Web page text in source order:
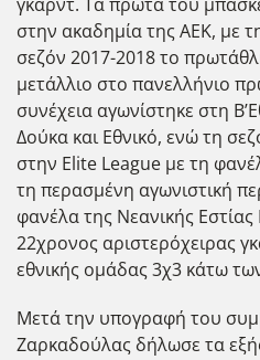
στην ακαδημία της ΑΕΚ, με
σεζόν 2017-2018 το
μετάλλιο στο πανελλήνιο
συνέχεια αγωνίστηκε στη
Δούκα και Εθνικό, ενώ τη
στην Elite League με τη
τη περασμένη αγωνιστική
φανέλα της Νεανικής
22χρονος αριστερόχειρας
εθνικής ομάδας 3χ3 κάτω
Μετά την υπογραφή του
Ζαρκαδούλας δήλωσε τα